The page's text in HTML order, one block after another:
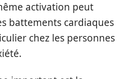
activation peut
battements cardiaques
chez les personnes